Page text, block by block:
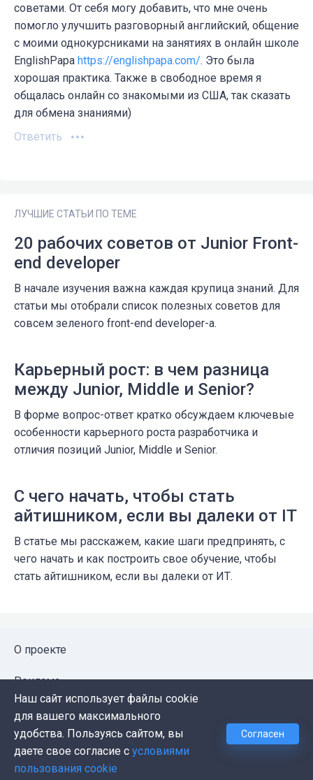
советами. От себя могу добавить, что мне очень
помогло улучшить разговорный английский, общение
с моими однокурсниками на занятиях в онлайн школе
EnglishPapa https://englishpapa.com/. Это была
хорошая практика. Также в свободное время я
общалась онлайн со знакомыми из США, так сказать
для обмена знаниями)
Ответить
ЛУЧШИЕ СТАТЬИ ПО ТЕМЕ
20 рабочих советов от Junior Front-
end developer
В начале изучения важна каждая крупица знаний. Для
статьи мы отобрали список полезных советов для
совсем зеленого front-end developer-а.
Карьерный рост: в чем разница
между Junior, Middle и Senior?
В форме вопрос-ответ кратко обсуждаем ключевые
особенности карьерного роста разработчика и
отличия позиций Junior, Middle и Senior.
С чего начать, чтобы стать
айтишником, если вы далеки от IT
В статье мы расскажем, какие шаги предпринять, с
чего начать и как построить свое обучение, чтобы
стать айтишником, если вы далеки от ИТ.
О проекте
Реклама
Публичная оферта
Политика конфиденциальности
Контакты
Наш сайт использует файлы cookie
для вашего максимального
удобства. Пользуясь сайтом, вы
даете свое согласие с условиями
пользования cookie
Согласен